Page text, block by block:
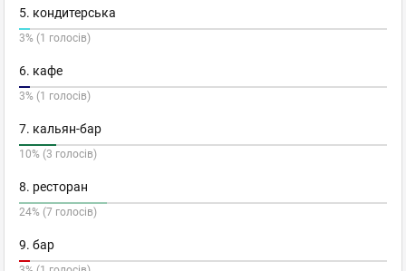
5. кондитерська
3% (1 голосів)
6. кафе
3% (1 голосів)
7. кальян-бар
10% (3 голосів)
8. ресторан
24% (7 голосів)
9. бар